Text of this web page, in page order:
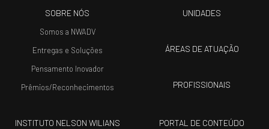
SOBRE NÓS
Somos a NWADV
Entregas e Soluções
Pensamento Inovador
Prêmios/Reconhecimentos
UNIDADES
ÁREAS DE ATUAÇÃO
PROFISSIONAIS
INSTITUTO NELSON WILIANS PORTAL DE CONTEÚDO